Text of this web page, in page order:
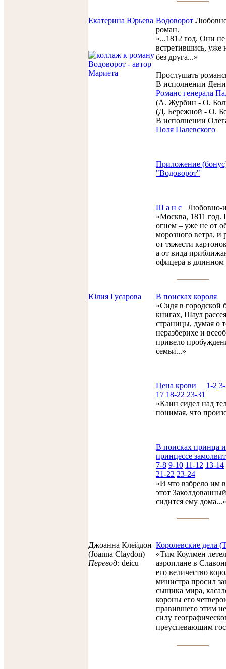
Екатерина Юрьева Водоворот
роман.
«...1812 год. Они не
встретившись, уже
без друга...»
Прослушать
В исполнении
Романс генерала
(А. Журбин - О.
(Д. Бережной - О.
В исполнении
Поля Палевского
Приложение
"Водоворот"
Ш а н с
Любовно-
«Москва, 1811 год.
огнем – уже не от
морозного ветра, и
от тяжести
а от вида
офицера в длинном
Юлия Гусарова
В поисках короля
«Сидя в городской
книгах, Шаул
страницы, думая о
неразберихе и
привело
семьи...»
Цена крови 1-2
17 18-22 23-31
«Каин сидел над
понимая, что
В поисках принца
принцессе
7-8 9-10 11-12 13-14
21-22 23-24
«И что взбрело им
этот
сидится ему дома...»
Джоанна Клейдон
(Joanna Claydon)
Перевод: deicu
Королевские дела
«Тим Коулмен
аэроплане в
его величество
министра просил
сыщика мира,
короны его
правившего этим
силу
преуспевающим